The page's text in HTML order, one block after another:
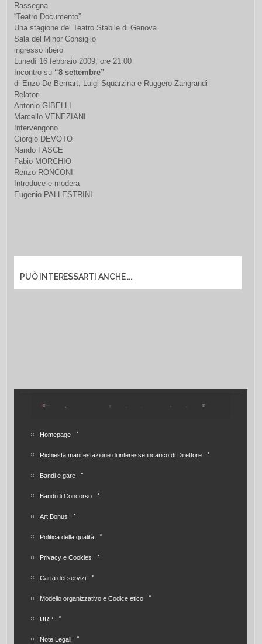
Rassegna
“Teatro Documento”
Una stagione del Teatro Stabile di Genova
Sala del Minor Consiglio
ingresso libero
Lunedì 16 febbraio 2009, ore 21.00
Incontro su “8 settembre”
di Enzo De Bernart, Luigi Squarzina e Ruggero Zangrandi
Relatori
Antonio GIBELLI
Marcello VENEZIANI
Intervengono
Giorgio DEVOTO
Nando FASCE
Fabio MORCHIO
Renzo RONCONI
Introduce e modera
Eugenio PALLESTRINI
PUÒ INTERESSARTI ANCHE ...
Homepage
Richiesta manifestazione di interesse incarico di Direttore
Bandi e gare
Bandi di Concorso
Art Bonus
Politica della qualità
Privacy e Cookies
Carta dei servizi
Modello organizzativo e Codice etico
URP
Note Legali